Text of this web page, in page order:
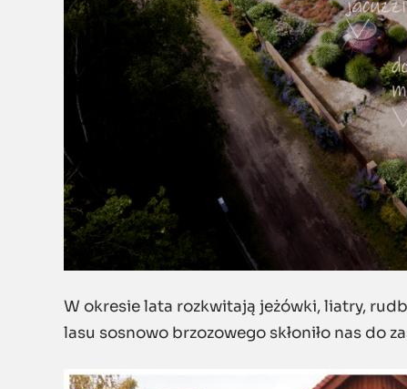
W okresie lata rozkwitają jeżówki, liatry,
lasu sosnowo brzozowego skłoniło nas do